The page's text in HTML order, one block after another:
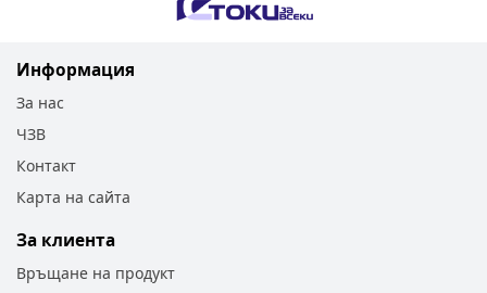
Информация
За нас
ЧЗВ
Контакт
Карта на сайта
За клиента
Връщане на продукт